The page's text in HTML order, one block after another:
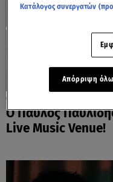
Ο Παύλος
Live Music Venue!
Κατάλογος συνεργατών
Απόρριψη